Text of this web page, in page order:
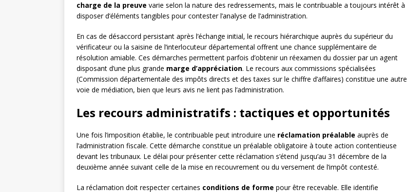
charge de la preuve varie selon la nature des redressements, mais le contribuable a toujours intérêt à
disposer d’éléments tangibles pour contester l’analyse de l’administration.
En cas de désaccord persistant après l’échange initial, le recours hiérarchique auprès du supérieur du
vérificateur ou la saisine de l’interlocuteur départemental offrent une chance supplémentaire de
résolution amiable. Ces démarches permettent parfois d’obtenir un réexamen du dossier par un agent
disposant d’une plus grande marge d’appréciation. Le recours aux commissions spécialisées
(Commission départementale des impôts directs et des taxes sur le chiffre d’affaires) constitue une autre
voie de médiation, bien que leurs avis ne lient pas l’administration.
Les recours administratifs : tactiques et opportunités
Une fois l’imposition établie, le contribuable peut introduire une réclamation préalable auprès de
l’administration fiscale. Cette démarche constitue un préalable obligatoire à toute action contentieuse
devant les tribunaux. Le délai pour présenter cette réclamation s’étend jusqu’au 31 décembre de la
deuxième année suivant celle de la mise en recouvrement ou du versement de l’impôt contesté.
La réclamation doit respecter certaines conditions de forme pour être recevable. Elle identifie